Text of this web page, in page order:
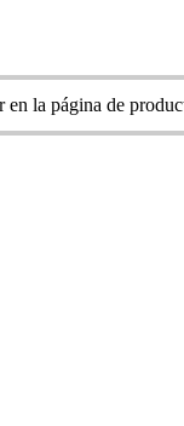
en la página de